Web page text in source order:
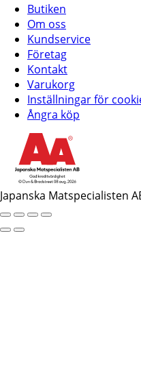
Butiken
Om oss
Kundservice
Företag
Kontakt
Varukorg
Inställningar för
Ångra köp
Japanska Matspecialisten